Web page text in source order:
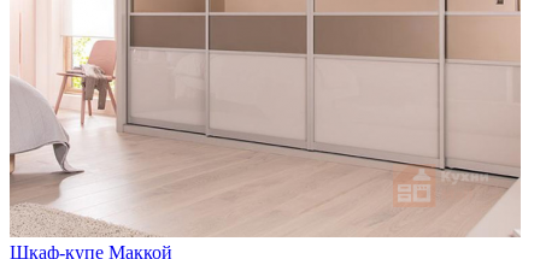
Шкаф-купе Маккой